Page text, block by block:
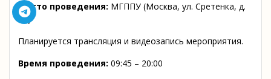
Место проведения: МГППУ (Москва, ул. Сретенка, д.
29)
Планируется трансляция и видеозапись мероприятия.
Время проведения: 09:45 – 20:00